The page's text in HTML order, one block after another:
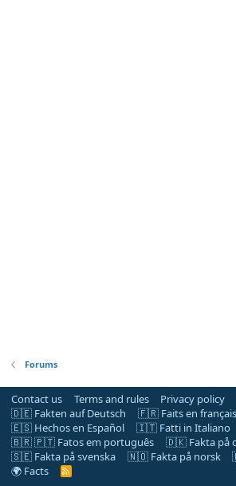
Forums
Contact us Terms and rules Privacy policy
🇩🇪 Fakten auf Deutsch
🇫🇷 Faits en français
🇪🇸 Hechos en Español
🇮🇹 Fatti in Italiano
🇧🇷 🇵🇹 Fatos em português
🇩🇰 Fakta på
🇸🇪 Fakta på svenska
🇳🇴 Fakta på norsk
🌍 Facts
R